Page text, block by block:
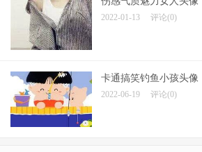
2022-01-13 评论(0)
卡通搞笑钓鱼小孩头像
2022-06-19 评论(0)